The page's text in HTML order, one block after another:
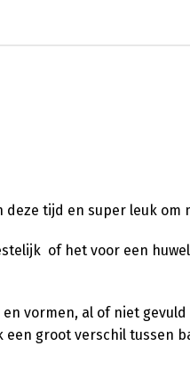
deze tijd en super leuk
of het voor een
vormen, al of niet
een groot verschil tussen